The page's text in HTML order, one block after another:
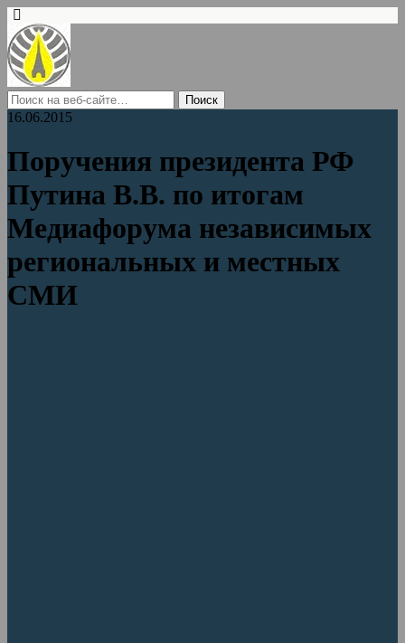
16.06.2015
Поручения президента РФ
Путина В.В. по итогам
Медиафорума независимых
региональных и местных
СМИ